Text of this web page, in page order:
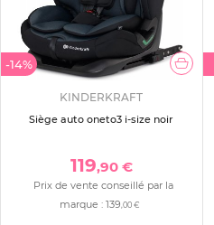
-14%
KINDERKRAFT
Siège auto oneto3 i-size noir
119,90 €
Prix de vente conseillé par la
marque : 139 ,00 €